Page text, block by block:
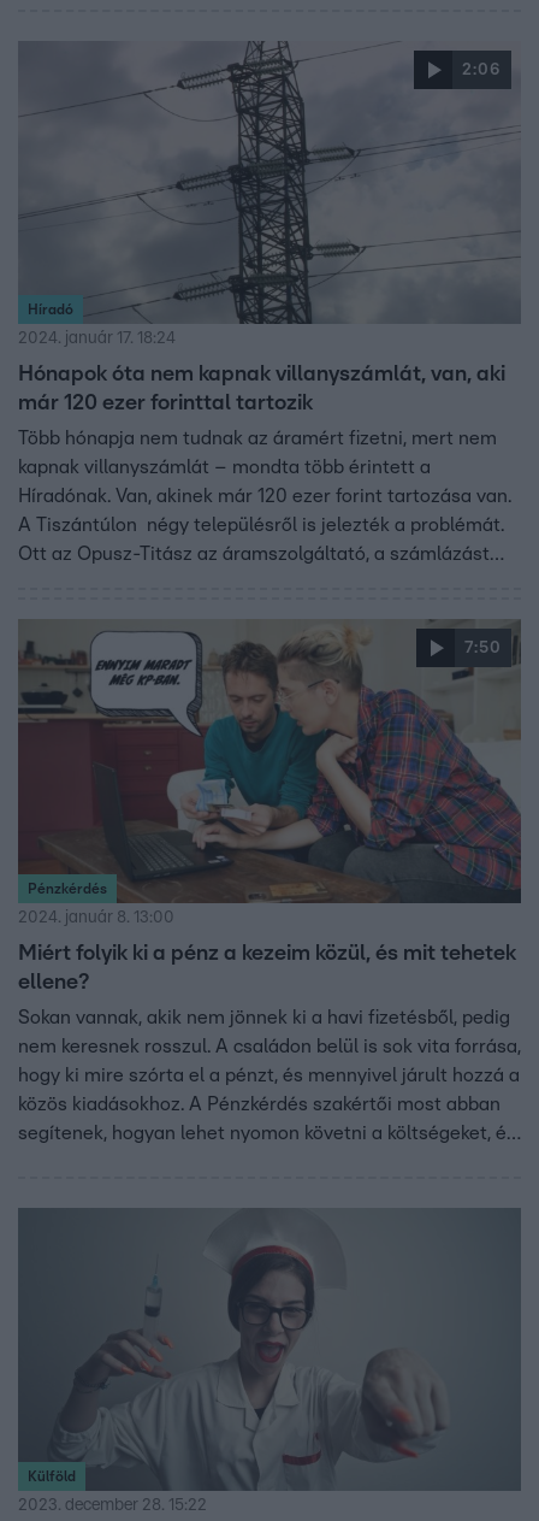
2:06
Híradó
2024. január 17. 18:24
Hónapok óta nem kapnak villanyszámlát, van, aki
már 120 ezer forinttal tartozik
Több hónapja nem tudnak az áramért fizetni, mert nem
kapnak villanyszámlát – mondta több érintett a
Híradónak. Van, akinek már 120 ezer forint tartozása van.
A Tiszántúlon négy településről is jelezték a problémát.
Ott az Opusz-Titász az áramszolgáltató, a számlázást
kaphatnak.
7:50
Pénzkérdés
2024. január 8. 13:00
Miért folyik ki a pénz a kezeim közül, és mit tehetek
ellene?
Sokan vannak, akik nem jönnek ki a havi fizetésből, pedig
nem keresnek rosszul. A családon belül is sok vita forrása,
hogy ki mire szórta el a pénzt, és mennyivel járult hozzá a
közös kiadásokhoz. A Pénzkérdés szakértői most abban
segítenek, hogyan lehet nyomon követni a költségeket, és
Külföld
2023. december 28. 15:22